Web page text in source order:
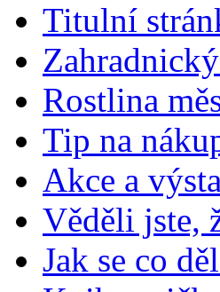
Titulní
Rostlina
Tip na
Akce a
Věděli jste,
Jak se co